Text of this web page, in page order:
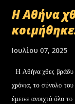
Η Αθήνα
Ιουλίου 07, 2025
Η Αθήνα χθες
χρόνια, το σύνολο
έμεινε ανοιχτό όλο